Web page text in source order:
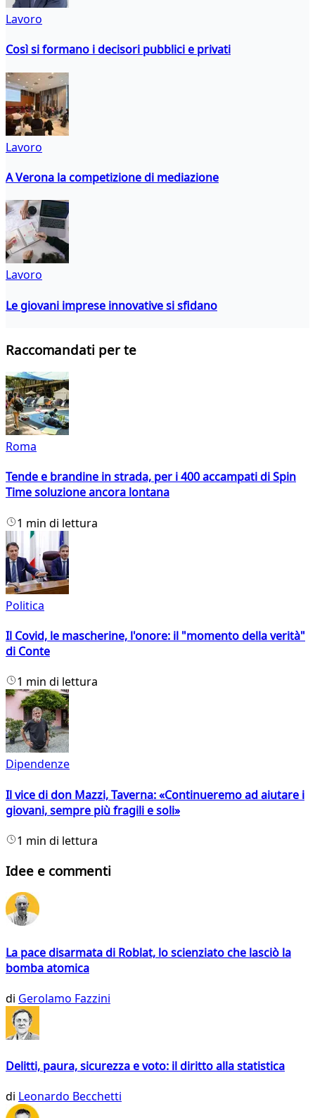
Lavoro
Così si formano i decisori pubblici e privati
Lavoro
A Verona la competizione di mediazione
Lavoro
Le giovani imprese innovative si sfidano
Raccomandati per te
Roma
Tende e brandine in strada, per i 400 accampati di Spin
Time soluzione ancora lontana
1 min di lettura
Politica
Il Covid, le mascherine, l'onore: il "momento della verità"
di Conte
1 min di lettura
Dipendenze
Il vice di don Mazzi, Taverna: «Continueremo ad aiutare i
giovani, sempre più fragili e soli»
1 min di lettura
Idee e commenti
La pace disarmata di Roblat, lo scienziato che lasciò la
bomba atomica
di Gerolamo Fazzini
Delitti, paura, sicurezza e voto: il diritto alla statistica
di Leonardo Becchetti